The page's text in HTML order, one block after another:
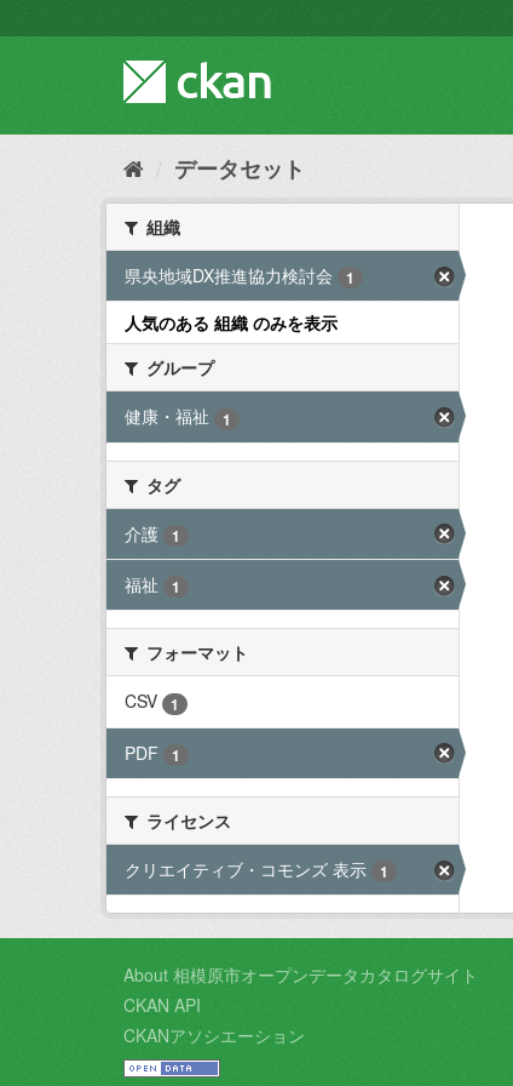
キ
て
データセット
組織
県央地域DX推進協力検討会
1
人気のある 組織 のみを表示
グループ
健康・福祉
1
タグ
介護
1
福祉 1
フォーマット
CSV
1
PDF 1
ライセンス
クリエイティブ・コモンズ 表示
1
About 相模原市オープンデータカタログサイト
CKAN API
CKANアソシエーション